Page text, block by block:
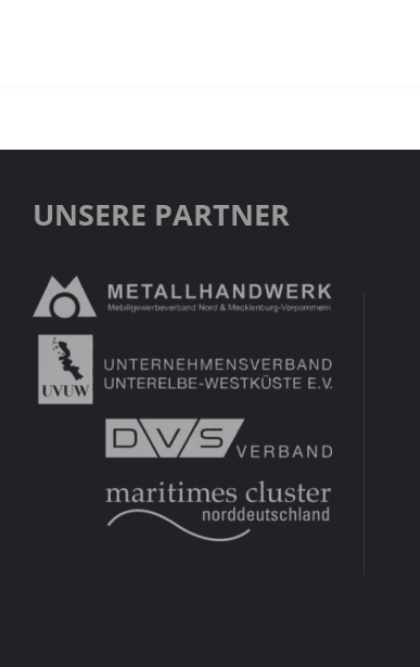
UNSERE PARTNER